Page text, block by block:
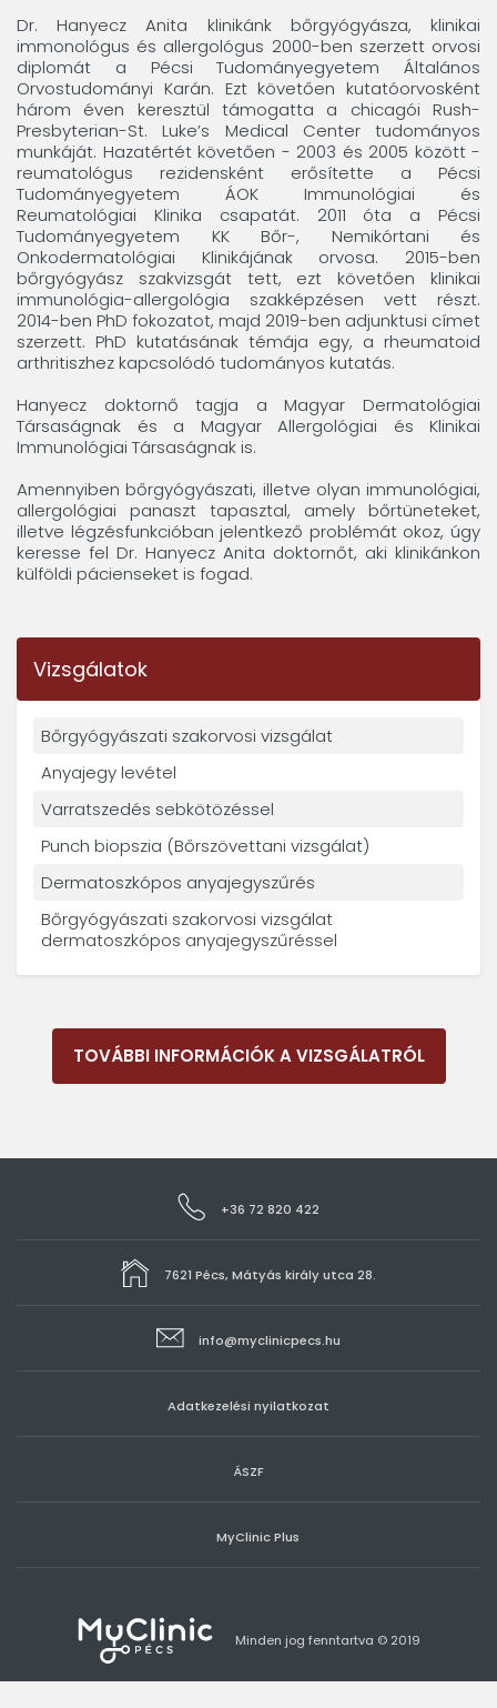
Dr. Hanyecz Anita klinikánk bőrgyógyásza, klinikai
immonológus és allergológus 2000-ben szerzett orvosi
diplomát a Pécsi Tudományegyetem Általános
Orvostudományi Karán. Ezt követően kutatóorvosként
három éven keresztül támogatta a chicagói Rush-
Presbyterian-St. Luke’s Medical Center tudományos
munkáját. Hazatértét követően - 2003 és 2005 között -
reumatológus rezidensként erősítette a Pécsi
Tudományegyetem ÁOK Immunológiai és
Reumatológiai Klinika csapatát. 2011 óta a Pécsi
Tudományegyetem KK Bőr-, Nemikórtani és
Onkodermatológiai Klinikájának orvosa. 2015-ben
bőrgyógyász szakvizsgát tett, ezt követően klinikai
immunológia-allergológia szakképzésen vett részt.
2014-ben PhD fokozatot, majd 2019-ben adjunktusi címet
szerzett. PhD kutatásának témája egy, a rheumatoid
arthritiszhez kapcsolódó tudományos kutatás.
Hanyecz doktornő tagja a Magyar Dermatológiai
Társaságnak és a Magyar Allergológiai és Klinikai
Immunológiai Társaságnak is.
Amennyiben bőrgyógyászati, illetve olyan immunológiai,
allergológiai panaszt tapasztal, amely bőrtüneteket,
illetve légzésfunkcióban jelentkező problémát okoz, úgy
keresse fel Dr. Hanyecz Anita doktornőt, aki klinikánkon
külföldi pácienseket is fogad.
Vizsgálatok
Bőrgyógyászati szakorvosi vizsgálat
Anyajegy levétel
Varratszedés sebkötözéssel
Punch biopszia (Bőrszövettani vizsgálat)
Dermatoszkópos anyajegyszűrés
Bőrgyógyászati szakorvosi vizsgálat
dermatoszkópos anyajegyszűréssel
TOVÁBBI INFORMÁCIÓK A VIZSGÁLATRÓL
+36 72 820 422
7621 Pécs, Mátyás király utca 28.
info@myclinicpecs.hu
Adatkezelési nyilatkozat
ÁSZF
MyClinic Plus
Minden jog fenntartva © 2019